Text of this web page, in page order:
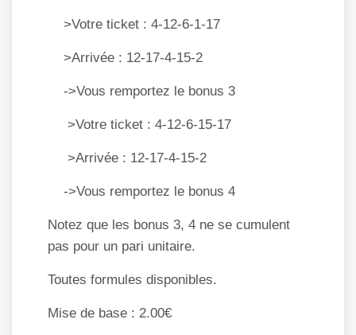
>Votre ticket : 4-12-6-1-17
>Arrivée : 12-17-4-15-2
->Vous remportez le bonus 3
>Votre ticket : 4-12-6-15-17
>Arrivée : 12-17-4-15-2
->Vous remportez le bonus 4
Notez que les bonus 3, 4 ne se cumulent
pas pour un pari unitaire.
Toutes formules disponibles.
Mise de base : 2.00€